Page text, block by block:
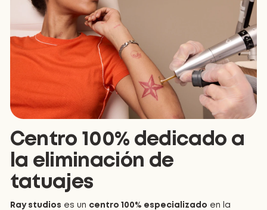
Centro 100% dedicado a
la eliminación de
tatuajes
Ray studios es un centro 100% especializado en la